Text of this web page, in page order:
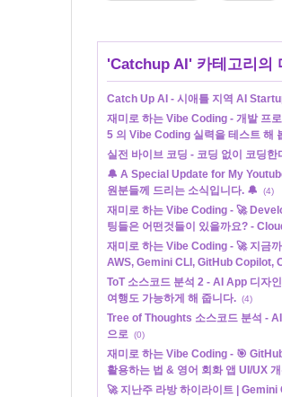
'Catchup AI' 카테고리의
Catch Up AI - 시애틀 지역 AI
재미로 하는 Vibe Coding - 개발 프
5 의 Vibe Coding 실력을 테스트 해
실전 바이브 코딩 - 코딩 없이 코딩
🔔 A Special Update for My
원분들께 드리는 소식입니다. 🔔
(4)
재미로 하는 Vibe Coding - 🚀
팅들은 어떤것들이 있을까요? -
재미로 하는 Vibe Coding - 🚀 지금
AWS, Gemini CLI, GitHub Copilot,
ToT 소스코드 분석 2 - AI App 디자
여행도 가능하게 해 줍니다. (4)
Tree of Thoughts 소스코드 분석 -
으로 (0)
재미로 하는 Vibe Coding - 🎯
활용하는 법 & 영어 회화 앱 UI/UX
🚀 지난주 라방 하이라이트 |